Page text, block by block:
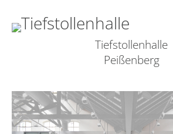
Tiefstollenhalle
Peißenberg